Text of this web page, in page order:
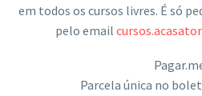
em todos os cursos livres. É só
pelo email
Parcela única no